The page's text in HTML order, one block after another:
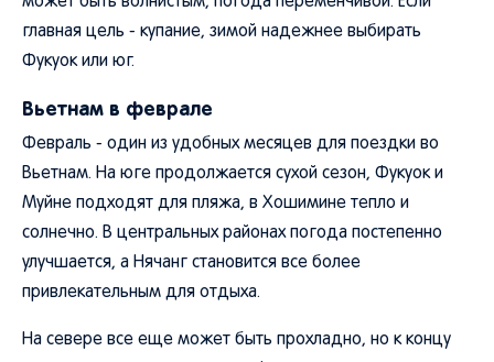
главная цель - купание, зимой надежнее выбирать
Фукуок или юг.
Вьетнам в феврале
Февраль - один из удобных месяцев для поездки во
Вьетнам. На юге продолжается сухой сезон, Фукуок и
Муйне подходят для пляжа, в Хошимине тепло и
солнечно. В центральных районах погода постепенно
улучшается, а Нячанг становится все более
привлекательным для отдыха.
На севере все еще может быть прохладно, но к концу